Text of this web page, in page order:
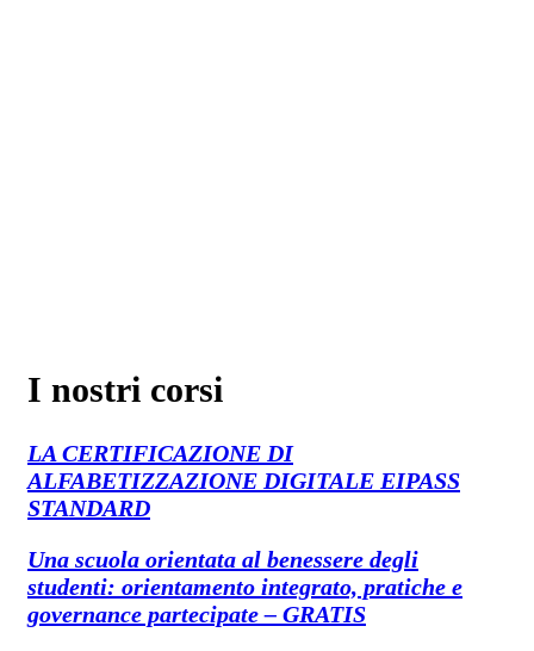
I nostri corsi
LA CERTIFICAZIONE DI
ALFABETIZZAZIONE DIGITALE EIPASS
STANDARD
Una scuola orientata al benessere degli
studenti: orientamento integrato, pratiche e
governance partecipate – GRATIS